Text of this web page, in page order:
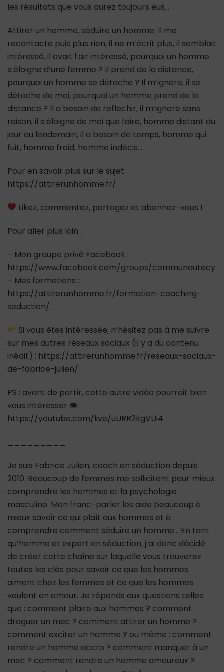
les résultats que vous aurez toujours eus…
Attirer un homme, séduire un homme. Il me
recontacte puis plus rien, il ne m’écrit plus, il semblait
intéressé, il avait l’air intéressé, pourquoi un homme
s’éloigne d’une femme ? Il prend de la distance,
pourquoi un homme se détache ? Il m’ignore, il se
détache de moi, pourquoi un homme prend de la
distance ? Il a besoin de reflechir, il m’ignore sans
raison, il s’éloigne de moi que faire, homme distant du
jour au lendemain, il a besoin de temps, homme qui
fuit, homme froid, homme indécis…
Pour en savoir plus sur le sujet :
https://attirerunhomme.fr/
Likez, commentez, partagez et abonnez-vous !
Pour aller plus loin :
– Mon groupe privé Facebook :
https://www.facebook.com/groups/
– Mes formations :
https://attirerunhomme.fr/formation-coaching-
seduction/
Si vous êtes intéressée, n’hésitez pas à me suivre
sur mes autres réseaux sociaux (il y a du contenu
inédit) : https://attirerunhomme.fr/reseaux-sociaux-
de-fabrice-julien/
PS : avant de partir, cette autre vidéo pourrait bien
vous intéresser 👁 :
https://youtube.com/live/uURR2kgVUi4
Je suis Fabrice Julien, coach en séduction depuis
2010. Beaucoup de femmes me sollicitent pour mieux
comprendre les hommes et la psychologie
masculine. Mon franc-parler les aide beaucoup à
mieux savoir ce qui plaît aux hommes et à
comprendre comment séduire un homme… En tant
qu’homme et expert en séduction, j’ai donc décidé
de créer cette chaîne sur laquelle vous trouverez
toutes les clés pour savoir ce que les hommes
aiment chez les femmes et ce que les hommes
veulent en amour. Je réponds aux questions telles
que : comment plaire aux hommes ? comment
draguer un mec ? comment attirer un homme ?
comment exciter un homme ? ou même : comment
rendre un homme accro ? comment manquer à un
mec ? comment rendre un homme amoureux ?